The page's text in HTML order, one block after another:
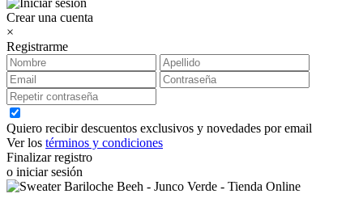
Crear una cuenta
×
Registrarme
Quiero recibir descuentos exclusivos y novedades por email
Ver los términos y condiciones
Finalizar registro
o iniciar sesión